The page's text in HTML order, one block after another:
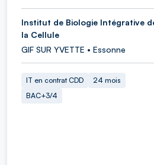
Institut de Biologie Intégrative
la Cellule
GIF SUR YVETTE • Essonne
IT en contrat CDD
24 mois
BAC+3/4